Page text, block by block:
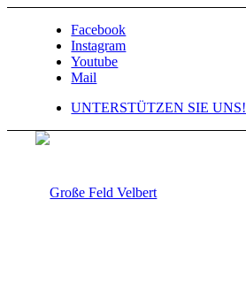
Facebook
Instagram
Youtube
Mail
UNTERSTÜTZEN SIE UNS!